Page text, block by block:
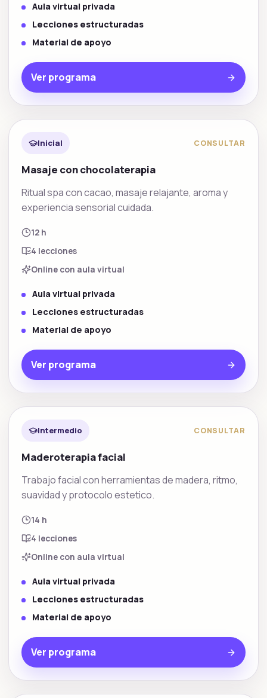
Aula virtual privada
Lecciones estructuradas
Material de apoyo
Ver programa
Inicial CONSULTAR
Masaje con chocolaterapia
Ritual spa con cacao, masaje relajante, aroma y
experiencia sensorial cuidada.
12 h
4 lecciones
Online con aula virtual
Aula virtual privada
Lecciones estructuradas
Material de apoyo
Ver programa
Intermedio CONSULTAR
Maderoterapia facial
Trabajo facial con herramientas de madera, ritmo,
suavidad y protocolo estetico.
14 h
4 lecciones
Online con aula virtual
Aula virtual privada
Lecciones estructuradas
Material de apoyo
Ver programa